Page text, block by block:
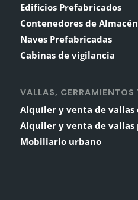
Edificios Prefabricados
Contenedores de Almacén
Naves Prefabricadas
Cabinas de vigilancia
VALLAS,
Alquiler y venta de vallas
Alquiler y venta de vallas
Mobiliario urbano